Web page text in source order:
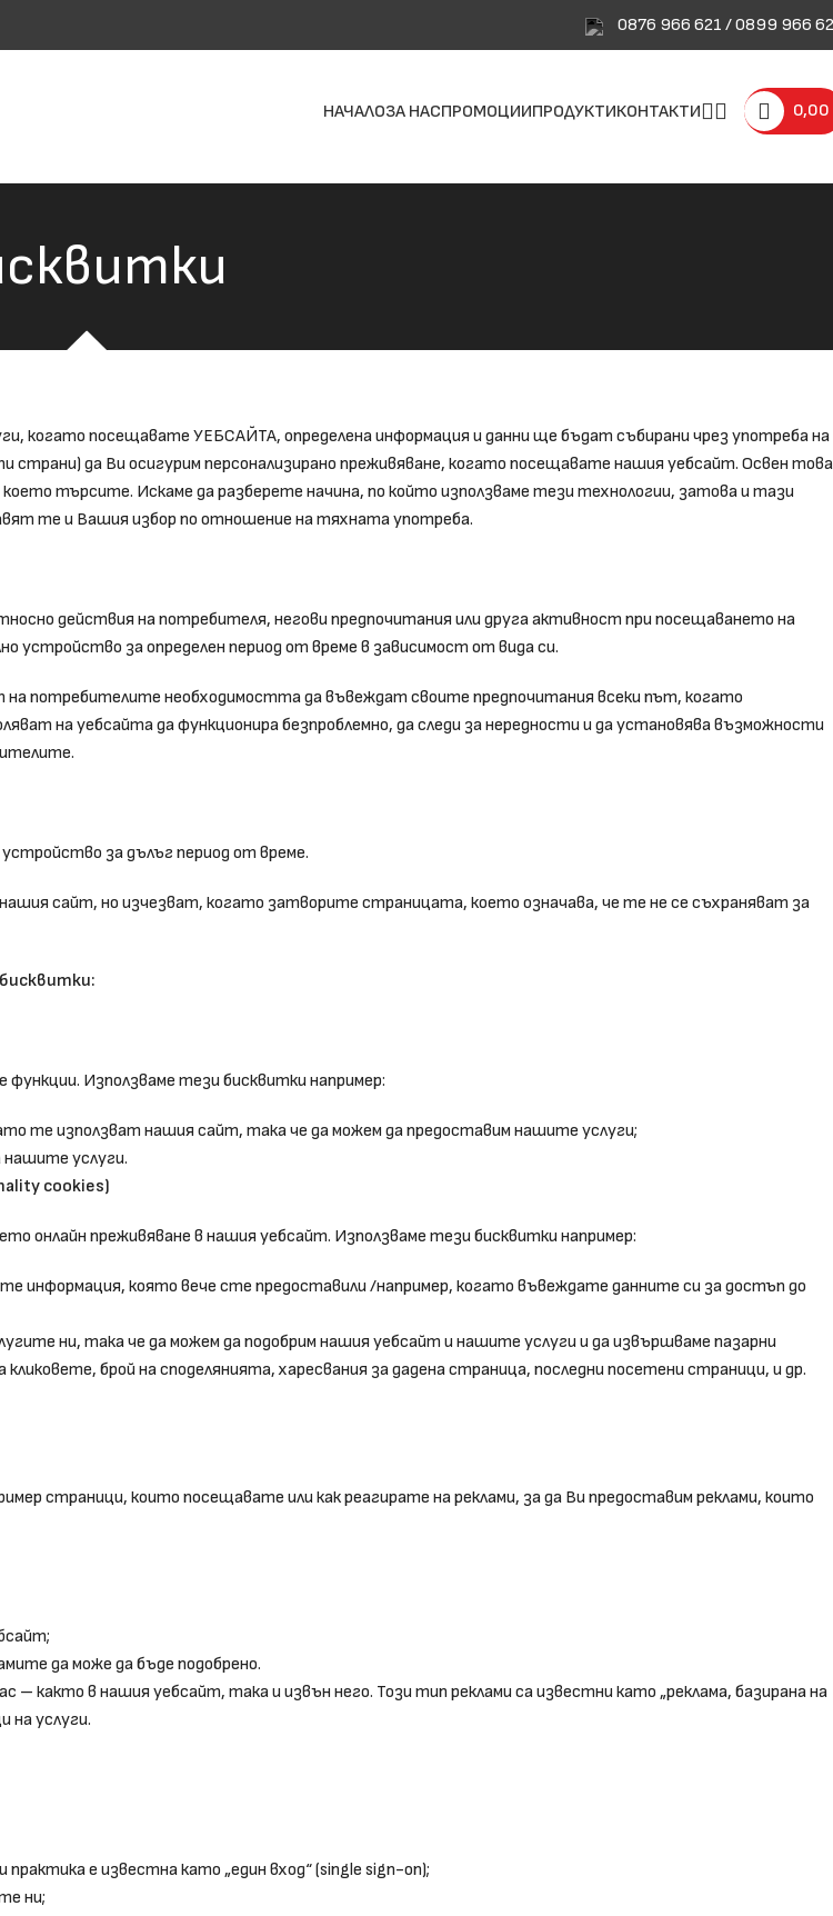
0876 966 621 / 0899 966
НАЧАЛОЗА НАСПРОМОЦИИПРОДУКТИКОНТАКТИ 0,00
когато посещавате УЕБСАЙТА, определена информация и данни ще бъдат събирани чрез употреба на
страни) да Ви осигурим персонализирано преживяване, когато посещавате нашия уебсайт. Освен това
търсите. Искаме да разберете начина, по който използваме тези технологии, затова и тази
те и Вашия избор по отношение на тяхната употреба.
действия на потребителя, негови предпочитания или друга активност при посещаването на
устройство за определен период от време в зависимост от вида си.
потребителите необходимостта да въвеждат своите предпочитания всеки път, когато
на уебсайта да функционира безпроблемно, да следи за нередности и да установява възможности
за дълъг период от време.
сайт, но изчезват, когато затворите страницата, което означава, че те не се съхраняват за
Използваме тези бисквитки например:
те използват нашия сайт, така че да можем да предоставим нашите услуги;
услуги.
cookies)
онлайн преживяване в нашия уебсайт. Използваме тези бисквитки например:
информация, която вече сте предоставили /например, когато въвеждате данните си за достъп до
ни, така че да можем да подобрим нашия уебсайт и нашите услуги и да извършваме пазарни
брой на споделянията, харесвания за дадена страница, последни посетени страници, и др.
страници, които посещавате или как реагирате на реклами, за да Ви предоставим реклами, които
да може да бъде подобрено.
както в нашия уебсайт, така и извън него. Този тип реклами са известни като „реклама, базирана на
на услуги.
е известна като „един вход“ (single sign-on);
ни;